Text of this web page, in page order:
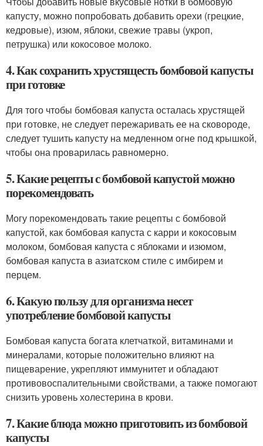
капусту, можно попробовать добавить орехи (грецкие,
кедровые), изюм, яблоки, свежие травы (укроп,
петрушка) или кокосовое молоко.
4. Как сохранить хрустящесть бомбовой капусты
при готовке
Для того чтобы бомбовая капуста осталась хрустящей
при готовке, не следует пережаривать ее на сковороде,
следует тушить капусту на медленном огне под крышкой,
чтобы она проварилась равномерно.
5. Какие рецепты с бомбовой капустой можно
порекомендовать
Могу порекомендовать такие рецепты с бомбовой
капустой, как бомбовая капуста с карри и кокосовым
молоком, бомбовая капуста с яблоками и изюмом,
бомбовая капуста в азиатском стиле с имбирем и
перцем.
6. Какую пользу для организма несет
употребление бомбовой капусты
Бомбовая капуста богата клетчаткой, витаминами и
минералами, которые положительно влияют на
пищеварение, укрепляют иммунитет и обладают
противовоспалительными свойствами, а также помогают
снизить уровень холестерина в крови.
7. Какие блюда можно приготовить из бомбовой
капусты